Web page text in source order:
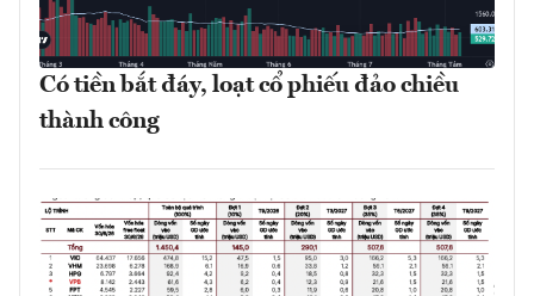
Có tiền bắt đáy, loạt cổ phiếu đảo chiều
thành công